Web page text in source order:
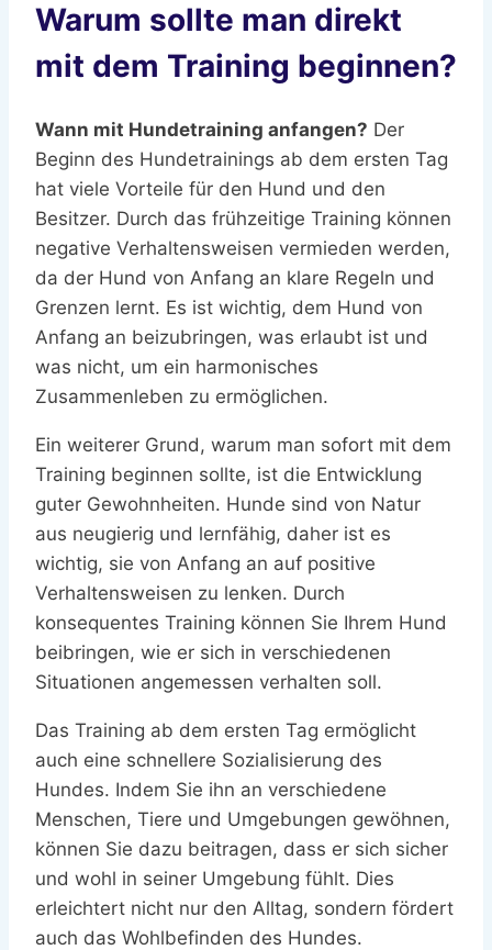
Warum sollte man direkt
mit dem Training beginnen?
Wann mit Hundetraining anfangen? Der
Beginn des Hundetrainings ab dem ersten Tag
hat viele Vorteile für den Hund und den
Besitzer. Durch das frühzeitige Training können
negative Verhaltensweisen vermieden werden,
da der Hund von Anfang an klare Regeln und
Grenzen lernt. Es ist wichtig, dem Hund von
Anfang an beizubringen, was erlaubt ist und
was nicht, um ein harmonisches
Zusammenleben zu ermöglichen.
Ein weiterer Grund, warum man sofort mit dem
Training beginnen sollte, ist die Entwicklung
guter Gewohnheiten. Hunde sind von Natur
aus neugierig und lernfähig, daher ist es
wichtig, sie von Anfang an auf positive
Verhaltensweisen zu lenken. Durch
konsequentes Training können Sie Ihrem Hund
beibringen, wie er sich in verschiedenen
Situationen angemessen verhalten soll.
Das Training ab dem ersten Tag ermöglicht
auch eine schnellere Sozialisierung des
Hundes. Indem Sie ihn an verschiedene
Menschen, Tiere und Umgebungen gewöhnen,
können Sie dazu beitragen, dass er sich sicher
und wohl in seiner Umgebung fühlt. Dies
erleichtert nicht nur den Alltag, sondern fördert
auch das Wohlbefinden des Hundes.